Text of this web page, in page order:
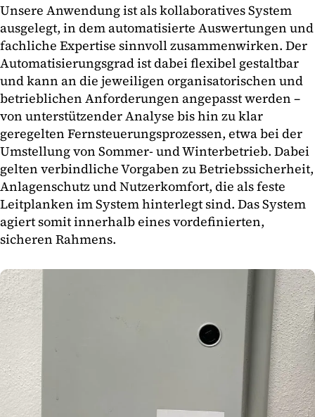
Unsere Anwendung ist als kollaboratives System
ausgelegt, in dem automatisierte Auswertungen und
fachliche Expertise sinnvoll zusammenwirken. Der
Automatisierungsgrad ist dabei flexibel gestaltbar
und kann an die jeweiligen organisatorischen und
betrieblichen Anforderungen angepasst werden –
von unterstützender Analyse bis hin zu klar
geregelten Fernsteuerungsprozessen, etwa bei der
Umstellung von Sommer- und Winterbetrieb. Dabei
gelten verbindliche Vorgaben zu Betriebssicherheit,
Anlagenschutz und Nutzerkomfort, die als feste
Leitplanken im System hinterlegt sind. Das System
agiert somit innerhalb eines vordefinierten,
sicheren Rahmens.